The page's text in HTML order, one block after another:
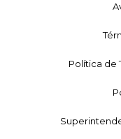
Política de